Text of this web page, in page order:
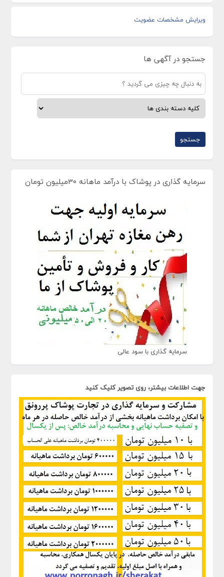
ویرایش مشخصات عضویت
جستجو در آگهی ها
سرمایه گذاری در پوشاک با درآمد ماهانه 30میلیون تومان
سرمایه گذاری با سود عالی
جهت اطلاعات بیشتر، روی تصویر کلیک کنید